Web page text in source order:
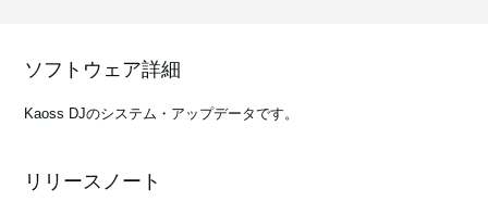
Support
ソフトウェア詳細
Kaoss DJのシステム・アップデータです。
リリースノート